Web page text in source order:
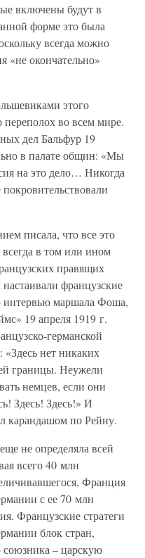
включены будут в
форме это была
всегда можно
«не окончательно»
этого
переполох во всем мире.
дел Бальфур 19
в палате общин: «Мы
на это дело… Никогда
писала, что все это
в том или ином
правящих
французские
маршала Фоша,
19 апреля 1919 г.
германской
нет никаких
границы. Неужели
немцев, если они
Здесь! Здесь!» И
карандашом по Рейну.
не определяла всей
всего 40 млн
Франция
с ее 70 млн
Французские стратеги
блок стран,
– царскую